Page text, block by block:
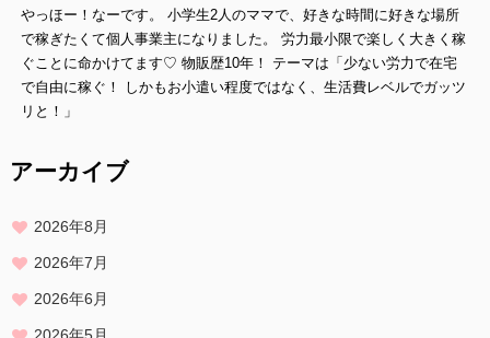
ご本人であることを確認させていただいたうえで、合理的な範囲です
みやかに 対応させていただきます。
プライバシーに関する意見・苦情・異議申し立てについて
お客様が、当ウェブサイトで掲示した本方針を守っていないと思われ
よう努めます。
やっほー！なーです。 小学生2人のママで、好きな時間に好きな場所
で稼ぎたくて個人事業主になりました。 労力最小限で楽しく大きく稼
ぐことに命かけてます♡ 物販歴10年！ テーマは「少ない労力で在宅
で自由に稼ぐ！ しかもお小遣い程度ではなく、生活費レベルでガッツ
リと！」
アーカイブ
2026年8月
2026年7月
2026年6月